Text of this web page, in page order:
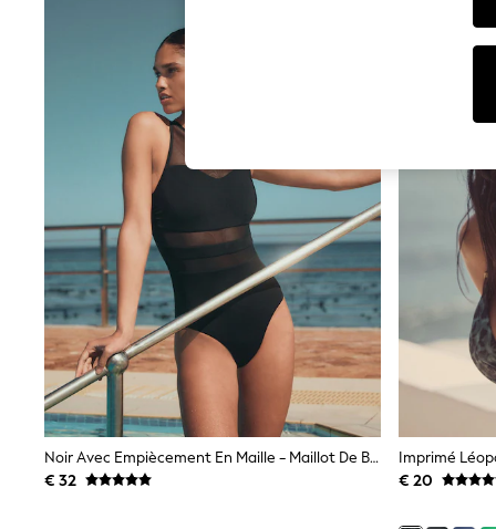
Men's Holiday Shop
All Swimwear
Accessories
Bags & Luggage
Footwear
Hats
Linen Collection
Loafers
Polo Shirts
Sandals & Flipflops
Shirts
Shorts
Sunglasses
T-Shirts
Vests
Boys Holiday Shop
All Swimwear
Ponchos & Toweling sets
Sun Hats & Caps
Polo Shirts
Rash Vests
Sandals & Sliders
Noir Avec Empiècement En Maille - Maillot De Bain Gainant Tummy À Col Montant
€ 32
€ 20